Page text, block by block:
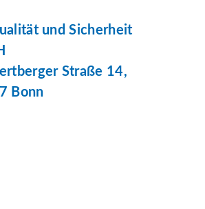
und Sicherheit
Straße 14,
Bonn